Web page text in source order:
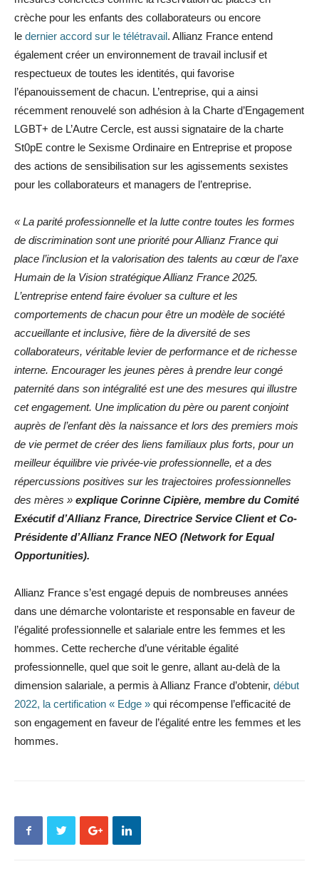
crèche pour les enfants des collaborateurs ou encore
le dernier accord sur le télétravail. Allianz France entend
également créer un environnement de travail inclusif et
respectueux de toutes les identités, qui favorise
l’épanouissement de chacun. L’entreprise, qui a ainsi
récemment renouvelé son adhésion à la Charte d’Engagement
LGBT+ de L’Autre Cercle, est aussi signataire de la charte
St0pE contre le Sexisme Ordinaire en Entreprise et propose
des actions de sensibilisation sur les agissements sexistes
pour les collaborateurs et managers de l’entreprise.
« La parité professionnelle et la lutte contre toutes les formes
de discrimination sont une priorité pour Allianz France qui
place l’inclusion et la valorisation des talents au cœur de l’axe
Humain de la Vision stratégique Allianz France 2025.
L’entreprise entend faire évoluer sa culture et les
comportements de chacun pour être un modèle de société
accueillante et inclusive, fière de la diversité de ses
collaborateurs, véritable levier de performance et de richesse
interne. Encourager les jeunes pères à prendre leur congé
paternité dans son intégralité est une des mesures qui illustre
cet engagement. Une implication du père ou parent conjoint
auprès de l’enfant dès la naissance et lors des premiers mois
de vie permet de créer des liens familiaux plus forts, pour un
meilleur équilibre vie privée-vie professionnelle, et a des
répercussions positives sur les trajectoires professionnelles
des mères » explique Corinne Cipière, membre du Comité
Exécutif d’Allianz France, Directrice Service Client et Co-
Présidente d’Allianz France NEO (Network for Equal
Opportunities).
Allianz France s’est engagé depuis de nombreuses années
dans une démarche volontariste et responsable en faveur de
l’égalité professionnelle et salariale entre les femmes et les
hommes. Cette recherche d’une véritable égalité
professionnelle, quel que soit le genre, allant au-delà de la
dimension salariale, a permis à Allianz France d’obtenir, début
2022, la certification « Edge » qui récompense l’efficacité de
son engagement en faveur de l’égalité entre les femmes et les
hommes.